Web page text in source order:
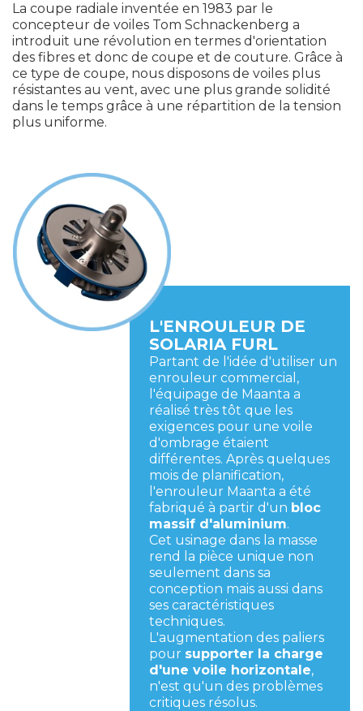
La coupe radiale inventée en 1983 par le
concepteur de voiles Tom Schnackenberg a
introduit une révolution en termes d'orientation
des fibres et donc de coupe et de couture. Grâce à
ce type de coupe, nous disposons de voiles plus
résistantes au vent, avec une plus grande solidité
dans le temps grâce à une répartition de la tension
plus uniforme.
L'ENROULEUR DE
SOLARIA FURL
Partant de l'idée d'utiliser un
enrouleur commercial,
l'équipage de Maanta a
réalisé très tôt que les
exigences pour une voile
d'ombrage étaient
différentes. Après quelques
mois de planification,
l'enrouleur Maanta a été
fabriqué à partir d'un bloc
massif d'aluminium.
Cet usinage dans la masse
rend la pièce unique non
seulement dans sa
conception mais aussi dans
ses caractéristiques
techniques.
L'augmentation des paliers
pour supporter la charge
d'une voile horizontale,
n'est qu'un des problèmes
critiques résolus.